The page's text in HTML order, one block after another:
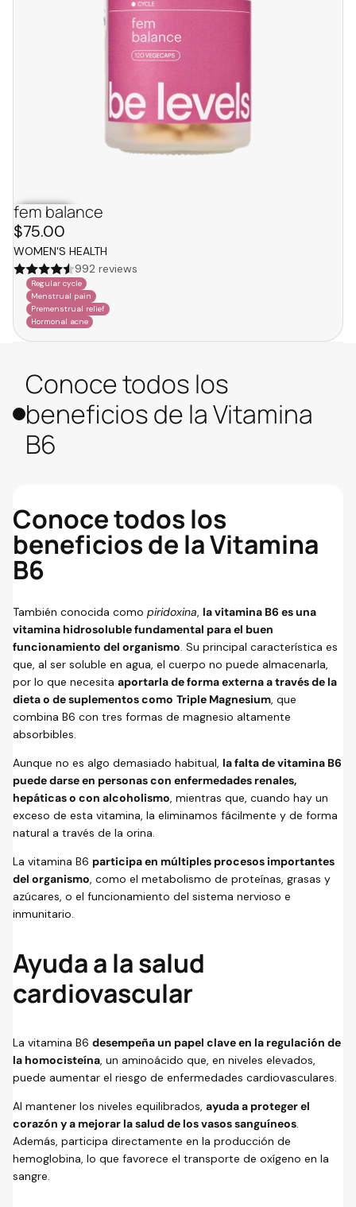
bestseller
fem balance
$75.00
WOMEN'S HEALTH
992 reviews
Regular cycle
Menstrual pain
Premenstrual relief
Hormonal acne
Conoce todos los
beneficios de la Vitamina
B6
Conoce todos los
beneficios de la Vitamina
B6
También conocida como piridoxina, la vitamina B6 es una
vitamina hidrosoluble fundamental para el buen
funcionamiento del organismo. Su principal característica es
que, al ser soluble en agua, el cuerpo no puede almacenarla,
por lo que necesita aportarla de forma externa a través de la
dieta o de suplementos como Triple Magnesium, que
combina B6 con tres formas de magnesio altamente
absorbibles.
Aunque no es algo demasiado habitual, la falta de vitamina B6
puede darse en personas con enfermedades renales,
hepáticas o con alcoholismo, mientras que, cuando hay un
exceso de esta vitamina, la eliminamos fácilmente y de forma
natural a través de la orina.
La vitamina B6 participa en múltiples procesos importantes
del organismo, como el metabolismo de proteínas, grasas y
azúcares, o el funcionamiento del sistema nervioso e
inmunitario.
Ayuda a la salud
cardiovascular
La vitamina B6 desempeña un papel clave en la regulación de
la homocisteína, un aminoácido que, en niveles elevados,
puede aumentar el riesgo de enfermedades cardiovasculares.
Al mantener los niveles equilibrados, ayuda a proteger el
corazón y a mejorar la salud de los vasos sanguíneos.
Además, participa directamente en la producción de
hemoglobina, lo que favorece el transporte de oxígeno en la
sangre.